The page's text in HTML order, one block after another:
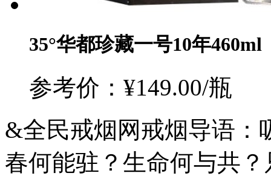
35°华都珍藏一号10年460ml
参考价：¥149.00/瓶
&全民戒烟网戒烟导语：
春何能驻？生命何与共